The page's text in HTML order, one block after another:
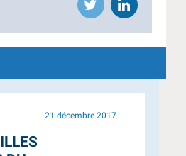
4 juin 2018
SUIVRE DU